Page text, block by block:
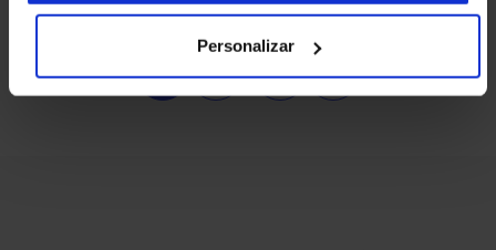
Personalizar
Page courante
1
Page
2
…
Next page
›
Dernière page
»